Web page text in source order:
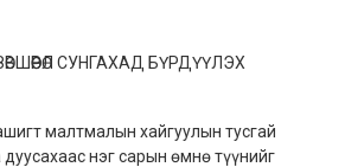
СУНГАХАД БҮРДҮҮЛЭХ
малтмалын хайгуулын тусгай
нэг сарын өмнө түүнийг